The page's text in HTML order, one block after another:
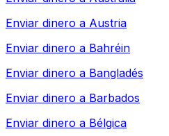
Enviar dinero a Austria
Enviar dinero a Bahréin
Enviar dinero a Bangladés
Enviar dinero a Barbados
Enviar dinero a Bélgica